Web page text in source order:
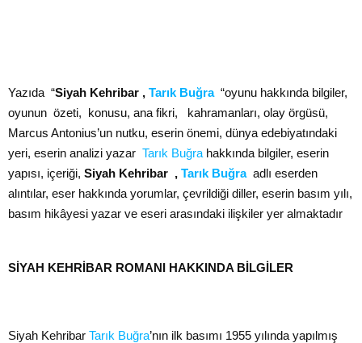
Yazıda “Siyah Kehribar , Tarık Buğra “oyunu hakkında bilgiler,
oyunun özeti, konusu, ana fikri, kahramanları, olay örgüsü,
Marcus Antonius’un nutku, eserin önemi, dünya edebiyatındaki
yeri, eserin analizi yazar Tarık Buğra hakkında bilgiler, eserin
yapısı, içeriği, Siyah Kehribar , Tarık Buğra adlı eserden
alıntılar, eser hakkında yorumlar, çevrildiği diller, eserin basım yılı,
basım hikâyesi yazar ve eseri arasındaki ilişkiler yer almaktadır
SİYAH KEHRİBAR ROMANI HAKKINDA BİLGİLER
Siyah Kehribar Tarık Buğra’nın ilk basımı 1955 yılında yapılmış